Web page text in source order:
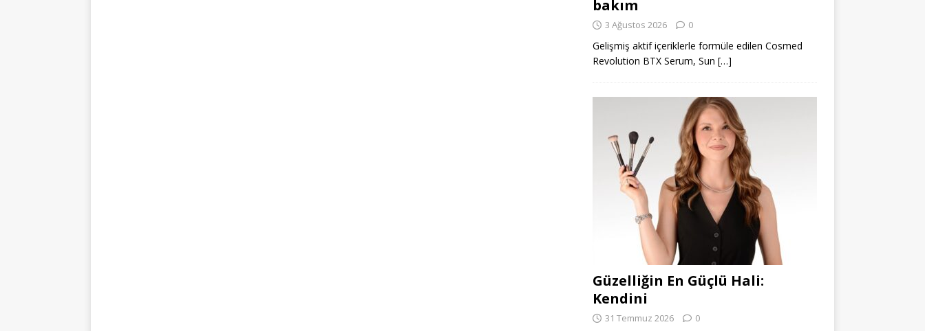
bakım
3 Ağustos 2026 0
Gelişmiş aktif içeriklerle formüle edilen Cosmed
Revolution BTX Serum, Sun […]
Güzelliğin En Güçlü Hali:
Kendini
31 Temmuz 2026 0